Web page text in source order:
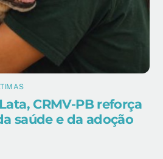
CRMV-PB reforça
saúde e da adoção